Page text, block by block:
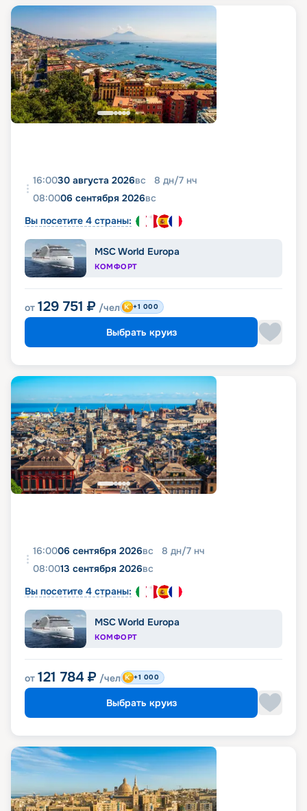
16:0030 августа 2026вс 8 дн/7 нч
08:0006 сентября 2026вс
Вы посетите 4 страны:
MSC World Europa
КОМФОРТ
от 129 751 ₽ /чел +1 000
Выбрать круиз
16:0006 сентября 2026вс 8 дн/7 нч
08:0013 сентября 2026вс
Вы посетите 4 страны:
MSC World Europa
КОМФОРТ
от 121 784 ₽ /чел +1 000
Выбрать круиз